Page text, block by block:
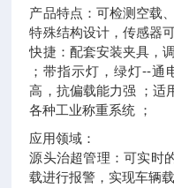
产品特点：可检测空载
特殊结构设计，传感器
快捷：配套安装夹具，
；带指示灯，绿灯--通
高，抗偏载能力强 ；适
各种工业称重系统 ；
应用领域：
源头治超管理：可实时
载进行报警，实现车辆